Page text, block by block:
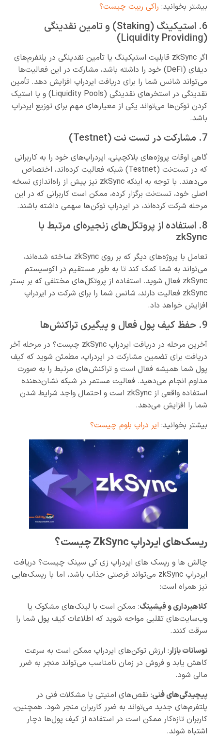
بیشتر بخوانید: راکی ربیت چیست؟
6. استیکینگ (Staking) و تامین نقدینگی
(Liquidity Providing)
اگر zkSync قابلیت استیکینگ یا تأمین نقدینگی در پلتفرم‌های
دیفای (DeFi) خود را داشته باشد، مشارکت در این فعالیت‌ها
می‌تواند شانس شما را برای دریافت ایردراپ افزایش دهد. تأمین
نقدینگی در استخرهای نقدینگی (Liquidity Pools) و یا استیک
کردن توکن‌ها می‌تواند یکی از معیارهای مهم برای توزیع ایردراپ
باشد.
7. مشارکت در تست نت (Testnet)
گاهی اوقات پروژه‌های بلاکچینی، ایردراپ‌های خود را به کاربرانی
که در تست‌نت (Testnet) شبکه فعالیت کرده‌اند، اختصاص
می‌دهند. با توجه به اینکه zkSync نیز پیش از راه‌اندازی نسخه
اصلی خود، تست‌نت برگزار کرده، ممکن است کاربرانی که در این
مرحله شرکت کرده‌اند، در ایردراپ توکن‌ها سهمی داشته باشند.
8. استفاده از پروتکل‌های زنجیره‌ای مرتبط با
zkSync
تعامل با پروژه‌های دیگر که بر روی zkSync ساخته شده‌اند،
می‌تواند به شما کمک کند تا به طور مستقیم در اکوسیستم
zkSync فعال شوید. استفاده از پروتکل‌های مختلفی که بر بستر
zkSync فعالیت دارند، شانس شما را برای شرکت در ایردراپ
افزایش خواهد داد.
9. حفظ کیف پول فعال و پیگیری تراکنش‌ها
آخرین مرحله در دریافت ایردراپ zkSync چیست؟ در مرحله آخر
دریافت برای تضمین مشارکت در ایردراپ، مطمئن شوید که کیف
پول شما همیشه فعال است و تراکنش‌های مرتبط را به صورت
مداوم انجام می‌دهید. فعالیت مستمر در شبکه نشان‌دهنده
استفاده واقعی از zkSync است و احتمال واجد شرایط شدن
شما را افزایش می‌دهد.
بیشتر بخوانید: ایر دراپ بلوم چیست؟
ریسک‌های ایردراپ ZkSync چیست؟
چالش ها و ریسک های ایردراپ زی کی سینک چیست؟ دریافت
ایردراپ zkSync می‌تواند فرصتی جذاب باشد، اما با ریسک‌هایی
نیز همراه است:
کلاهبرداری و فیشینگ: ممکن است با لینک‌های مشکوک یا
وب‌سایت‌های تقلبی مواجه شوید که اطلاعات کیف پول شما را
سرقت کنند.
نوسانات بازار: ارزش توکن‌های ایردراپ ممکن است به سرعت
کاهش یابد و فروش در زمان نامناسب می‌تواند منجر به ضرر
مالی شود.
پیچیدگی‌های فنی: نقص‌های امنیتی یا مشکلات فنی در
پلتفرم‌های جدید می‌تواند به ضرر کاربران منجر شود. همچنین،
کاربران تازه‌کار ممکن است در استفاده از کیف پول‌ها دچار
اشتباه شوند.